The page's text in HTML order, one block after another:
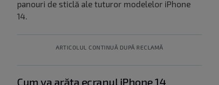
panouri de sticlă ale tuturor modelelor iPhone
14.
ARTICOLUL CONTINUĂ DUPĂ RECLAMĂ
Cum va arăta ecranul iPhone 14